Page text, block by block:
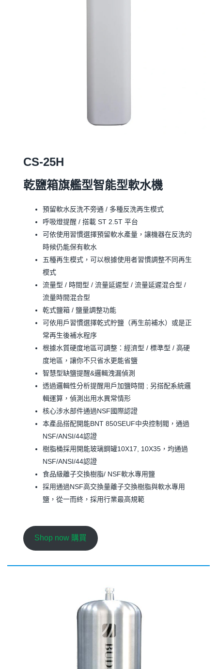
CS-25H
乾鹽箱旗艦型智能型軟水機
預留軟水反洗不旁通 / 多種反洗再生模式
呼吸燈提醒 / 搭載 ST 2.5T 平台
可依使用習慣選擇預留軟水產量，讓機器在反洗的
時候仍能保有軟水
五種再生模式，可以根據使用者習慣調整不同再生
模式
流量型 / 時間型 / 流量延遲型 / 流量延遲混合型 /
流量時間混合型
乾式鹽箱 / 鹽量調整功能
可依用戶習慣選擇乾式貯鹽（再生前補水）或是正
常再生後補水程序
根據水質硬度地區可調整：經濟型 / 標準型 / 高硬
度地區，讓你不只省水更能省鹽
智慧型缺鹽提醒&邏輯洩漏偵測
透過邏輯性分析提醒用戶加鹽時間 ; 另搭配系統邏
輯運算，偵測出用水異常情形
核心涉水部件通過NSF國際認證
本產品搭配開能BNT 850SEUF中央控制閥，通過
NSF/ANSI/44認證
樹脂桶採用開能玻璃鋼罐10X17, 10X35，均通過
NSF/ANSI/44認證
食品級離子交換樹脂/ NSF軟水專用鹽
採用通過NSF高交換量離子交換樹脂與軟水專用
鹽，從一而終，採用行業最高規範
Shop now 購買